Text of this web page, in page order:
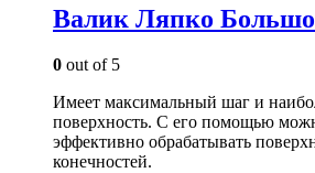
Валик Ляпко
0 out of 5
Имеет максимальный шаг и
поверхность. С его помощью
эффективно обрабатывать
конечностей.